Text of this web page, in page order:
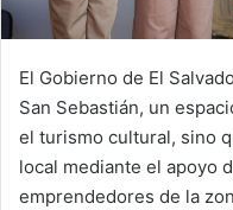
El Gobierno de El
San Sebastián, un
el turismo cultural, sino
local mediante el apoyo
emprendedores de la